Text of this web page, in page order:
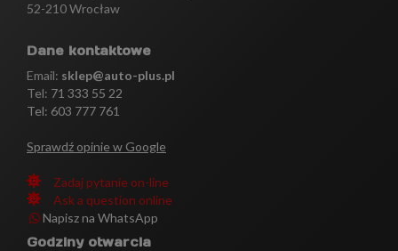
52-210 Wrocław
Dane kontaktowe
Email: sklep@auto-plus.pl
Tel: 71 333 55 22
Tel: 603 777 761
Sprawdź opinie w Google
Zadaj pytanie on-line
Ask a question online
Napisz na WhatsApp
Godziny otwarcia